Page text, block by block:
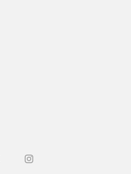
Ir a X (Ex-Twitter)
Ir a